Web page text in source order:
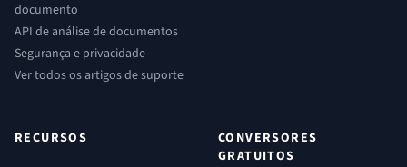
documento
API de análise de documentos
Segurança e privacidade
Ver todos os artigos de suporte
RECURSOS
CONVERSORES
GRATUITOS